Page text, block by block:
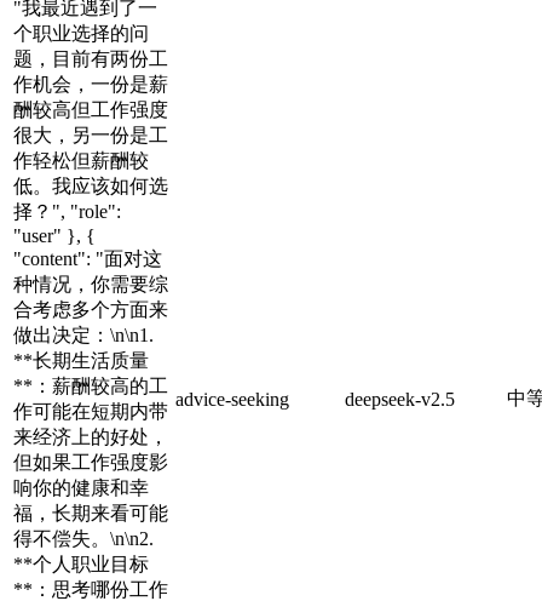
"我最近遇到了一
个职业选择的问
题，目前有两份工
作机会，一份是薪
酬较高但工作强度
很大，另一份是工
作轻松但薪酬较
低。我应该如何选
择？", "role":
"user" }, {
"content": "面对这
种情况，你需要综
合考虑多个方面来
做出决定：\n\n1.
**长期生活质量
**：薪酬较高的工
作可能在短期内带
来经济上的好处，
但如果工作强度影
响你的健康和幸
福，长期来看可能
得不偿失。\n\n2.
**个人职业目标
**：思考哪份工作
advice-seeking deepseek-v2.5 中